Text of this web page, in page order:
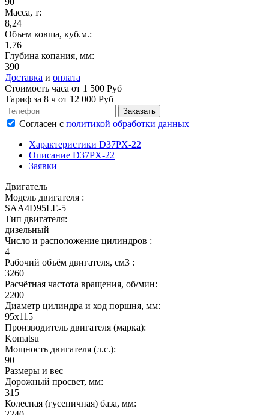
Масса, т:
8,24
Объем ковша, куб.м.:
1,76
Глубина копания, мм:
390
Доставка и оплата
Стоимость часа от 1 500 Руб
Тариф за 8 ч от 12 000 Руб
Согласен с политикой обработки данных
Характеристики D37PX-22
Описание D37PX-22
Заявки
Двигатель
Модель двигателя :
SAA4D95LE-5
Тип двигателя:
дизельный
Число и расположение цилиндров :
4
Рабочий объём двигателя, см3 :
3260
Расчётная частота вращения, об/мин:
2200
Диаметр цилиндра и ход поршня, мм:
95x115
Производитель двигателя (марка):
Komatsu
Мощность двигателя (л.с.):
90
Размеры и вес
Дорожный просвет, мм:
315
Колесная (гусеничная) база, мм: